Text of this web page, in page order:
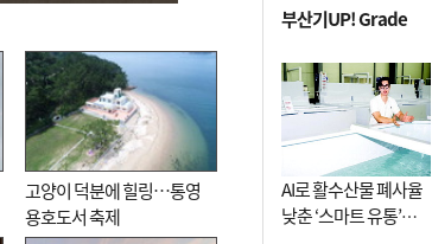
고양이 덕분에 힐링…통영
용호도서 축제
부산기UP! Grade
AI로 활수산물 폐사율
낮춘 ‘스마트 유통’…